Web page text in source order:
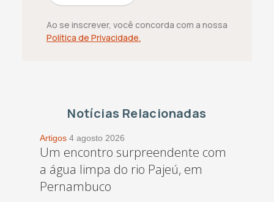
Ao se inscrever, você concorda com a nossa
Política de Privacidade.
Notícias Relacionadas
Artigos 4 agosto 2026
Um encontro surpreendente com
a água limpa do rio Pajeú, em
Pernambuco